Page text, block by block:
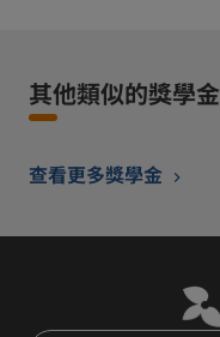
其他類似的獎學金
查看更多獎學金